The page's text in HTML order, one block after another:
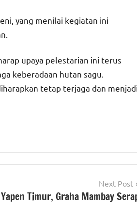
yang menilai kegiatan ini
upaya pelestarian ini terus
keberadaan hutan sagu.
tetap terjaga dan
Next Post
Timur, Graha Mambay